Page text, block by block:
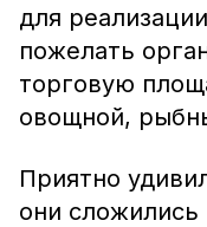
для
пожелать
торговую
овощной,
Приятно
они